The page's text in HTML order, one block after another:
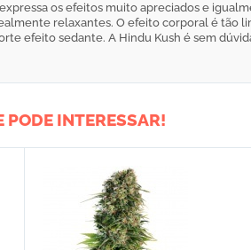
os efeitos muito apreciados e
relaxantes. O efeito corporal é tão
efeito sedante. A Hindu Kush é sem
PODE INTERESSAR!